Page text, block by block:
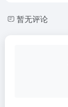
暂无评论